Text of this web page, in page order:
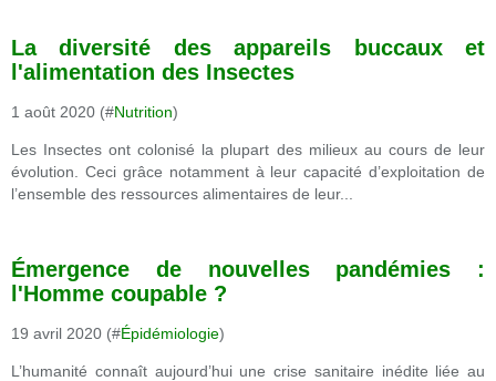
La diversité des appareils buccaux et
l'alimentation des Insectes
1 août 2020 (#Nutrition)
Les Insectes ont colonisé la plupart des milieux au cours de leur
évolution. Ceci grâce notamment à leur capacité d’exploitation de
l’ensemble des ressources alimentaires de leur...
Émergence de nouvelles pandémies :
l'Homme coupable ?
19 avril 2020 (#Épidémiologie)
L’humanité connaît aujourd’hui une crise sanitaire inédite liée au